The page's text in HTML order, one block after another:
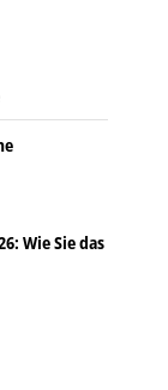
Wie Sie das